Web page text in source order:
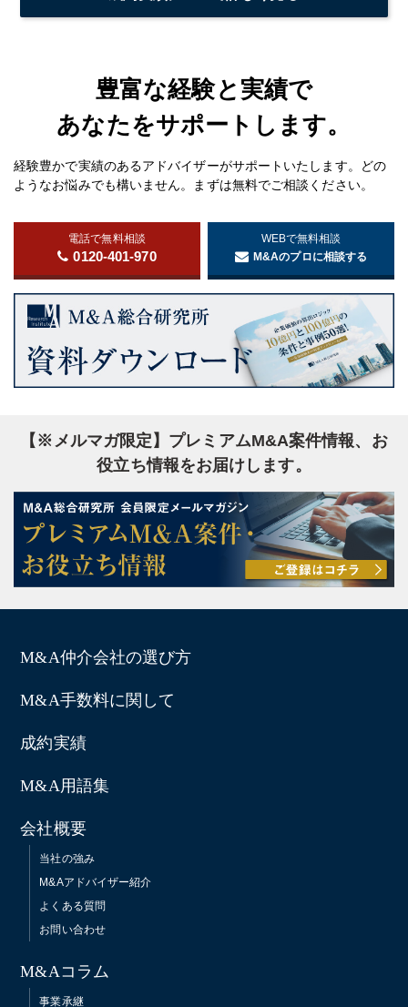
豊富な経験と実績で
あなたをサポートします。
経験豊かで実績のあるアドバイザーがサポートいたします。どの
ようなお悩みでも構いません。まずは無料でご相談ください。
電話で無料相談
0120-401-970
WEBで無料相談
M&Aのプロに相談する
【※メルマガ限定】プレミアムM&A案件情報、お
役立ち情報をお届けします。
M&A仲介会社の選び方
M&A手数料に関して
成約実績
M&A用語集
会社概要
当社の強み
M&Aアドバイザー紹介
よくある質問
お問い合わせ
M&Aコラム
事業承継